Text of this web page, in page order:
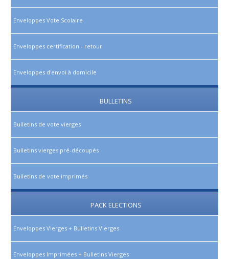
Enveloppes Vote Scolaire
Enveloppes certification - retour
Enveloppes d'envoi à domicile
BULLETINS
Bulletins de vote vierges
Bulletins vierges pré-découpés
Bulletins de vote imprimés
PACK ELECTIONS
Enveloppes Vierges + Bulletins Vierges
Enveloppes Imprimées + Bulletins Vierges